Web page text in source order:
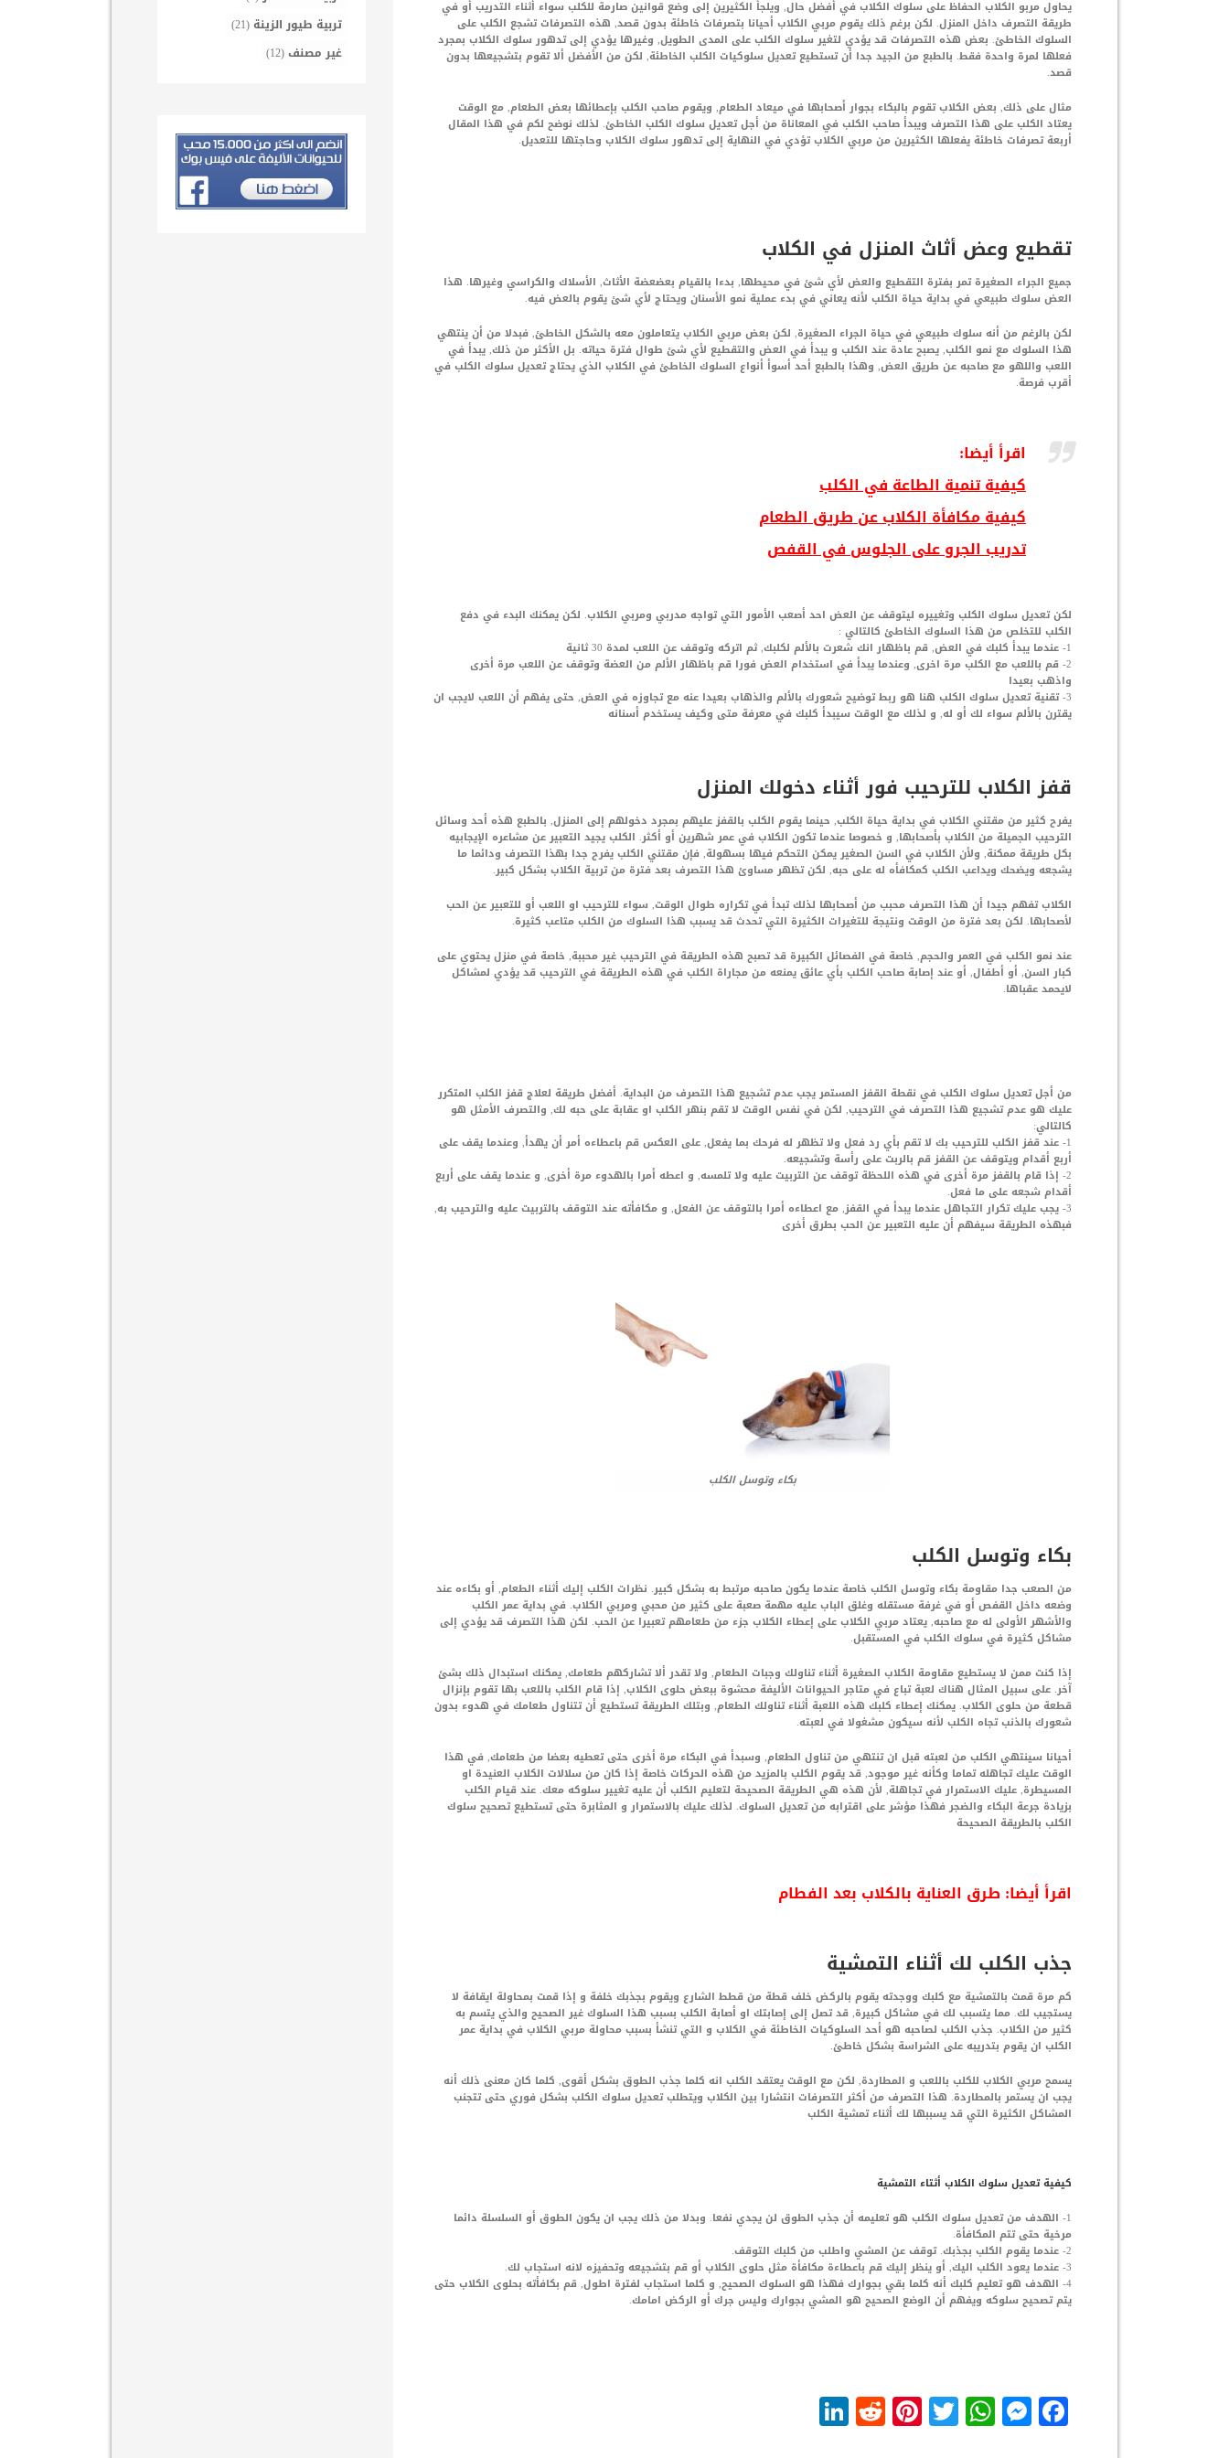
يحاول مربو الكلاب الحفاظ على سلوك الكلاب في أفضل حال, ويلجأ الكثيرين إلى وضع قوانين صارمة للكلب سواء أثناء التدريب أو في
طريقة التصرف داخل المنزل. لكن برغم ذلك يقوم مربي الكلاب أحيانا بتصرفات خاطئة بدون قصد, هذه التصرفات تشجع الكلب على
السلوك الخاطئ. بعض هذه التصرفات قد يؤدي لتغير سلوك الكلب على المدى الطويل, وغيرها يؤدي إلى تدهور سلوك الكلاب بمجرد
فعلها لمرة واحدة فقط. بالطبع من الجيد جدا أن تستطيع تعديل سلوكيات الكلب الخاطئة, لكن من الأفضل ألا تقوم بتشجيعها بدون
قصد.
مثال على ذلك, بعض الكلاب تقوم بالبكاء بجوار أصحابها في ميعاد الطعام, ويقوم صاحب الكلب بإعطائها بعض الطعام, مع الوقت
يعتاد الكلب على هذا التصرف ويبدأ صاحب الكلب في المعاناة من أجل تعديل سلوك الكلب الخاطئ. لذلك نوضح لكم في هذا المقال
أربعة تصرفات خاطئة يفعلها الكثيرين من مربي الكلاب تؤدي في النهاية إلى تدهور سلوك الكلاب وحاجتها للتعديل.
تقطيع وعض أثاث المنزل في الكلاب
جميع الجراء الصغيرة تمر بفترة التقطيع والعض لأي شئ في محيطها, بدءا بالقيام بعضعضة الأثاث, الأسلاك والكراسي وغيرها. هذا
العض سلوك طبيعي في بداية حياة الكلب لأنه يعاني في بدء عملية نمو الأسنان ويحتاج لأي شئ يقوم بالعض فيه.
لكن بالرغم من أنه سلوك طبيعي في حياة الجراء الصغيرة, لكن بعض مربي الكلاب يتعاملون معه بالشكل الخاطئ, فبدلا من أن ينتهي
هذا السلوك مع نمو الكلب, يصبح عادة عند الكلب و يبدأ في العض والتقطيع لأي شئ طوال فترة حياته. بل الأكثر من ذلك, يبدأ في
اللعب واللهو مع صاحبه عن طريق العض, وهذا بالطبع أحد أسوأ أنواع السلوك الخاطئ في الكلاب الذي يحتاج تعديل سلوك الكلب في
أقرب فرصة.
اقرأ أيضا:
كيفية تنمية الطاعة في الكلب
كيفية مكافأة الكلاب عن طريق الطعام
تدريب الجرو على الجلوس في القفص
لكن تعديل سلوك الكلب وتغييره ليتوقف عن العض احد أصعب الأمور التي تواجه مدربي ومربي الكلاب. لكن يمكنك البدء في دفع
الكلب للتخلص من هذا السلوك الخاطئ كالتالي :
1- عندما يبدأ كلبك في العض, قم باظهار انك شعرت بالألم لكلبك, ثم اتركه وتوقف عن اللعب لمدة 30 ثانية
2- قم باللعب مع الكلب مرة اخرى, وعندما يبدأ في استخدام العض فورا قم باظهار الألم من العضة وتوقف عن اللعب مرة أخرى
واذهب بعيدا
3- تقنية تعديل سلوك الكلب هنا هو ربط توضيح شعورك بالألم والذهاب بعيدا عنه مع تجاوزه في العض, حتى يفهم أن اللعب لايجب ان
يقترن بالألم سواء لك أو له, و لذلك مع الوقت سيبدأ كلبك في معرفة متى وكيف يستخدم أسنانه
قفز الكلاب للترحيب فور أثناء دخولك المنزل
يفرح كثير من مقتني الكلاب في بداية حياة الكلب, حينما يقوم الكلب بالقفز عليهم بمجرد دخولهم إلى المنزل, بالطبع هذه أحد وسائل
الترحيب الجميلة من الكلاب بأصحابها, و خصوصا عندما تكون الكلاب في عمر شهرين أو أكثر. الكلب يجيد التعبير عن مشاعره الإيجابيه
بكل طريقة ممكنة, ولأن الكلاب في السن الصغير يمكن التحكم فيها بسهولة, فإن مقتني الكلب يفرح جدا بهذا التصرف ودائما ما
يشجعه ويضحك ويداعب الكلب كمكافأه له على حبه, لكن تظهر مساوئ هذا التصرف بعد فترة من تربية الكلاب بشكل كبير.
الكلاب تفهم جيدا أن هذا التصرف محبب من أصحابها لذلك تبدأ في تكراره طوال الوقت, سواء للترحيب او اللعب أو للتعبير عن الحب
لأصحابها. لكن بعد فترة من الوقت ونتيجة للتغيرات الكثيرة التي تحدث قد يسبب هذا السلوك من الكلب متاعب كثيرة.
عند نمو الكلب في العمر والحجم, خاصة في الفصائل الكبيرة قد تصبح هذه الطريقة في الترحيب غير محببة, خاصة في منزل يحتوي على
كبار السن, أو أطفال, أو عند إصابة صاحب الكلب بأي عائق يمنعه من مجاراة الكلب في هذه الطريقة في الترحيب قد يؤدي لمشاكل
لايحمد عقباها.
من أجل تعديل سلوك الكلب في نقطة القفز المستمر يجب عدم تشجيع هذا التصرف من البداية. أفضل طريقة لعلاج قفز الكلب المتكرر
عليك هو عدم تشجيع هذا التصرف في الترحيب, لكن في نفس الوقت لا تقم بنهر الكلب او عقابة على حبه لك, والتصرف الأمثل هو
كالتالي:
1- عند قفز الكلب للترحيب بك لا تقم بأي رد فعل ولا تظهر له فرحك بما يفعل, على العكس قم باعطاءه أمر أن يهدأ, وعندما يقف على
أربع أقدام ويتوقف عن القفز قم بالربت على رأسة وتشجيعه.
2- إذا قام بالقفز مرة أخرى في هذه اللحظة توقف عن التربيت عليه ولا تلمسه, و اعطه أمرا بالهدوء مرة أخرى, و عندما يقف على أربع
أقدام شجعه على ما فعل.
3- يجب عليك تكرار التجاهل عندما يبدأ في القفز, مع اعطاءه أمرا بالتوقف عن الفعل, و مكافأته عند التوقف بالتربيت عليه والترحيب به,
فبهذه الطريقة سيفهم أن عليه التعبير عن الحب بطرق أخرى
بكاء وتوسل الكلب
بكاء وتوسل الكلب
من الصعب جدا مقاومة بكاء وتوسل الكلب خاصة عندما يكون صاحبه مرتبط به بشكل كبير. نظرات الكلب إليك أثناء الطعام, أو بكاءه عند
وضعه داخل القفص أو في غرفة مستقله وغلق الباب عليه مهمة صعبة على كثير من محبي ومربي الكلاب. في بداية عمر الكلب
والأشهر الأولى له مع صاحبه, يعتاد مربي الكلاب على إعطاء الكلاب جزء من طعامهم تعبيرا عن الحب. لكن هذا التصرف قد يؤدي إلى
مشاكل كثيرة في سلوك الكلب في المستقبل.
إذا كنت ممن لا يستطيع مقاومة الكلاب الصغيرة أثناء تناولك وجبات الطعام, ولا تقدر ألا تشاركهم طعامك, يمكنك استبدال ذلك بشئ
آخر. على سبيل المثال هناك لعبة تباع في متاجر الحيوانات الأليفة محشوة ببعض حلوى الكلاب, إذا قام الكلب باللعب بها تقوم بإنزال
قطعة من حلوى الكلاب. يمكنك إعطاء كلبك هذه اللعبة أثناء تناولك الطعام, وبتلك الطريقة تستطيع أن تتناول طعامك في هدوء بدون
شعورك بالذنب تجاه الكلب لأنه سيكون مشغولا في لعبته.
أحيانا سينتهي الكلب من لعبته قبل ان تنتهي من تناول الطعام, وسبدأ في البكاء مرة أخرى حتى تعطيه بعضا من طعامك, في هذا
الوقت عليك تجاهله تماما وكأنه غير موجود, قد يقوم الكلب بالمزيد من هذه الحركات خاصة إذا كان من سلالات الكلاب العنيدة او
المسيطرة, عليك الاستمرار في تجاهلة, لأن هذه هي الطريقة الصحيحة لتعليم الكلب أن عليه تغيير سلوكه معك. عند قيام الكلب
بزيادة جرعة البكاء والضجر فهذا مؤشر على اقترابه من تعديل السلوك. لذلك عليك بالاستمرار و المثابرة حتى تستطيع تصحيح سلوك
الكلب بالطريقة الصحيحة
اقرأ أيضا: طرق العناية بالكلاب بعد الفطام
جذب الكلب لك أثناء التمشية
كم مرة قمت بالتمشية مع كلبك ووجدته يقوم بالركض خلف قطة من قطط الشارع ويقوم بجذبك خلفة و إذا قمت بمحاولة ايقافة لا
يستجيب لك. مما يتسبب لك في مشاكل كبيرة, قد تصل إلى إصابتك او أصابة الكلب بسبب هذا السلوك غير الصحيح والذي يتسم به
كثير من الكلاب. جذب الكلب لصاحبه هو أحد السلوكيات الخاطئة في الكلاب و التي تنشأ بسبب محاولة مربي الكلاب في بداية عمر
الكلب ان يقوم بتدريبه على الشراسة بشكل خاطئ.
يسمح مربي الكلاب للكلب باللعب و المطاردة, لكن مع الوقت يعتقد الكلب انه كلما جذب الطوق بشكل أقوى, كلما كان معنى ذلك أنه
يجب ان يستمر بالمطاردة. هذا التصرف من أكثر التصرفات انتشارا بين الكلاب ويتطلب تعديل سلوك الكلب بشكل فوري حتى تتجنب
المشاكل الكثيرة التي قد يسببها لك أثناء تمشية الكلب
كيفية تعديل سلوك الكلاب أثتاء التمشية
1- الهدف من تعديل سلوك الكلب هو تعليمه أن جذب الطوق لن يجدي نفعا. وبدلا من ذلك يجب ان يكون الطوق أو السلسلة دائما
مرخية حتى تتم المكافأة.
2- عندما يقوم الكلب بجذبك. توقف عن المشي واطلب من كلبك التوقف.
3- عندما يعود الكلب اليك, أو ينظر إليك قم باعطاءة مكافأة مثل حلوى الكلاب أو قم بتشجيعه وتحفيزه لانه استجاب لك.
4- الهدف هو تعليم كلبك أنه كلما بقي بجوارك فهذا هو السلوك الصحيح, و كلما استجاب لفترة اطول, قم بكافأته بحلوى الكلاب حتى
يتم تصحيح سلوكه ويفهم أن الوضع الصحيح هو المشي بجوارك وليس جرك أو الركض امامك.
Facebook
Messenger
WhatsApp
Twitter
Pinterest
Reddit
تربية طيور الزينة (21)
غير مصنف(12)